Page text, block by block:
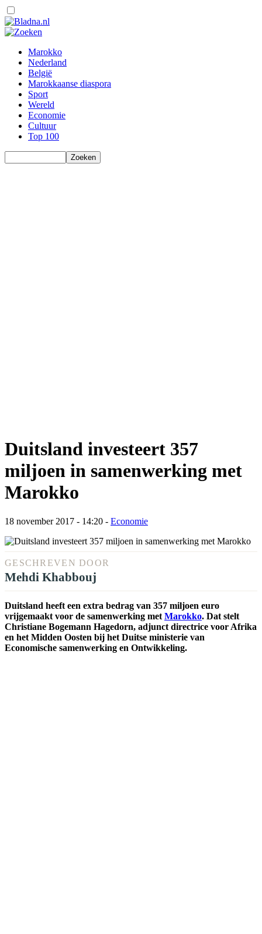
Marokko
Nederland
België
Marokkaanse diaspora
Sport
Wereld
Economie
Cultuur
Top 100
Duitsland investeert 357
miljoen in samenwerking met
Marokko
18 november 2017 - 14:20 - Economie
GESCHREVEN DOOR
Mehdi Khabbouj
Duitsland heeft een extra bedrag van 357 miljoen euro
vrijgemaakt voor de samenwerking met Marokko. Dat stelt
Christiane Bogemann Hagedorn, adjunct directrice voor Afrika
en het Midden Oosten bij het Duitse ministerie van
Economische samenwerking en Ontwikkeling.